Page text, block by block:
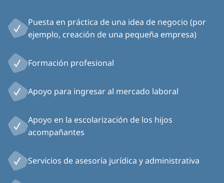
Puesta en práctica de una idea de negocio (por
ejemplo, creación de una pequeña empresa)
Formación profesional
Apoyo para ingresar al mercado laboral
Apoyo en la escolarización de los hijos
acompañantes
Servicios de asesoría jurídica y administrativa